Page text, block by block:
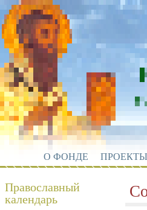
О ФОНДЕ ПРОЕКТЫ
Православный
календарь